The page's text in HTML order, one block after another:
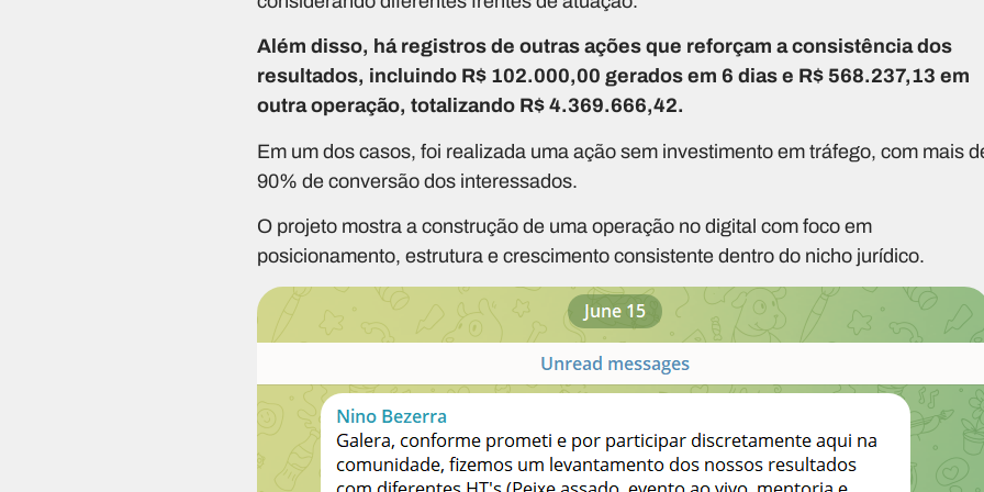
Além disso, há registros de outras ações que reforçam a consistência dos
resultados, incluindo R$ 102.000,00 gerados em 6 dias e R$ 568.237,13 em
outra operação, totalizando R$ 4.369.666,42.
Em um dos casos, foi realizada uma ação sem investimento em tráfego, com mais
90% de conversão dos interessados.
O projeto mostra a construção de uma operação no digital com foco em
posicionamento, estrutura e crescimento consistente dentro do nicho jurídico.